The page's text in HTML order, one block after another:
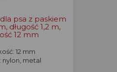
psa z paskiem
długość 1,2 m,
12 mm
12 mm
nylon, metal